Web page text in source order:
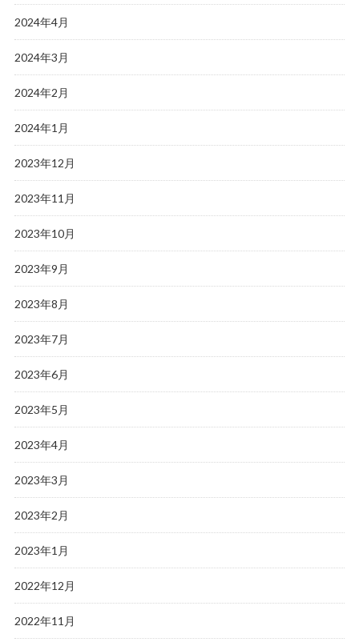
2024年4月
2024年3月
2024年2月
2024年1月
2023年12月
2023年11月
2023年10月
2023年9月
2023年8月
2023年7月
2023年6月
2023年5月
2023年4月
2023年3月
2023年2月
2023年1月
2022年12月
2022年11月